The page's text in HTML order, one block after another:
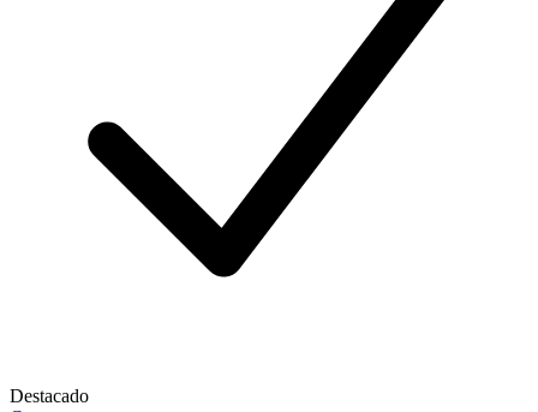
Destacado